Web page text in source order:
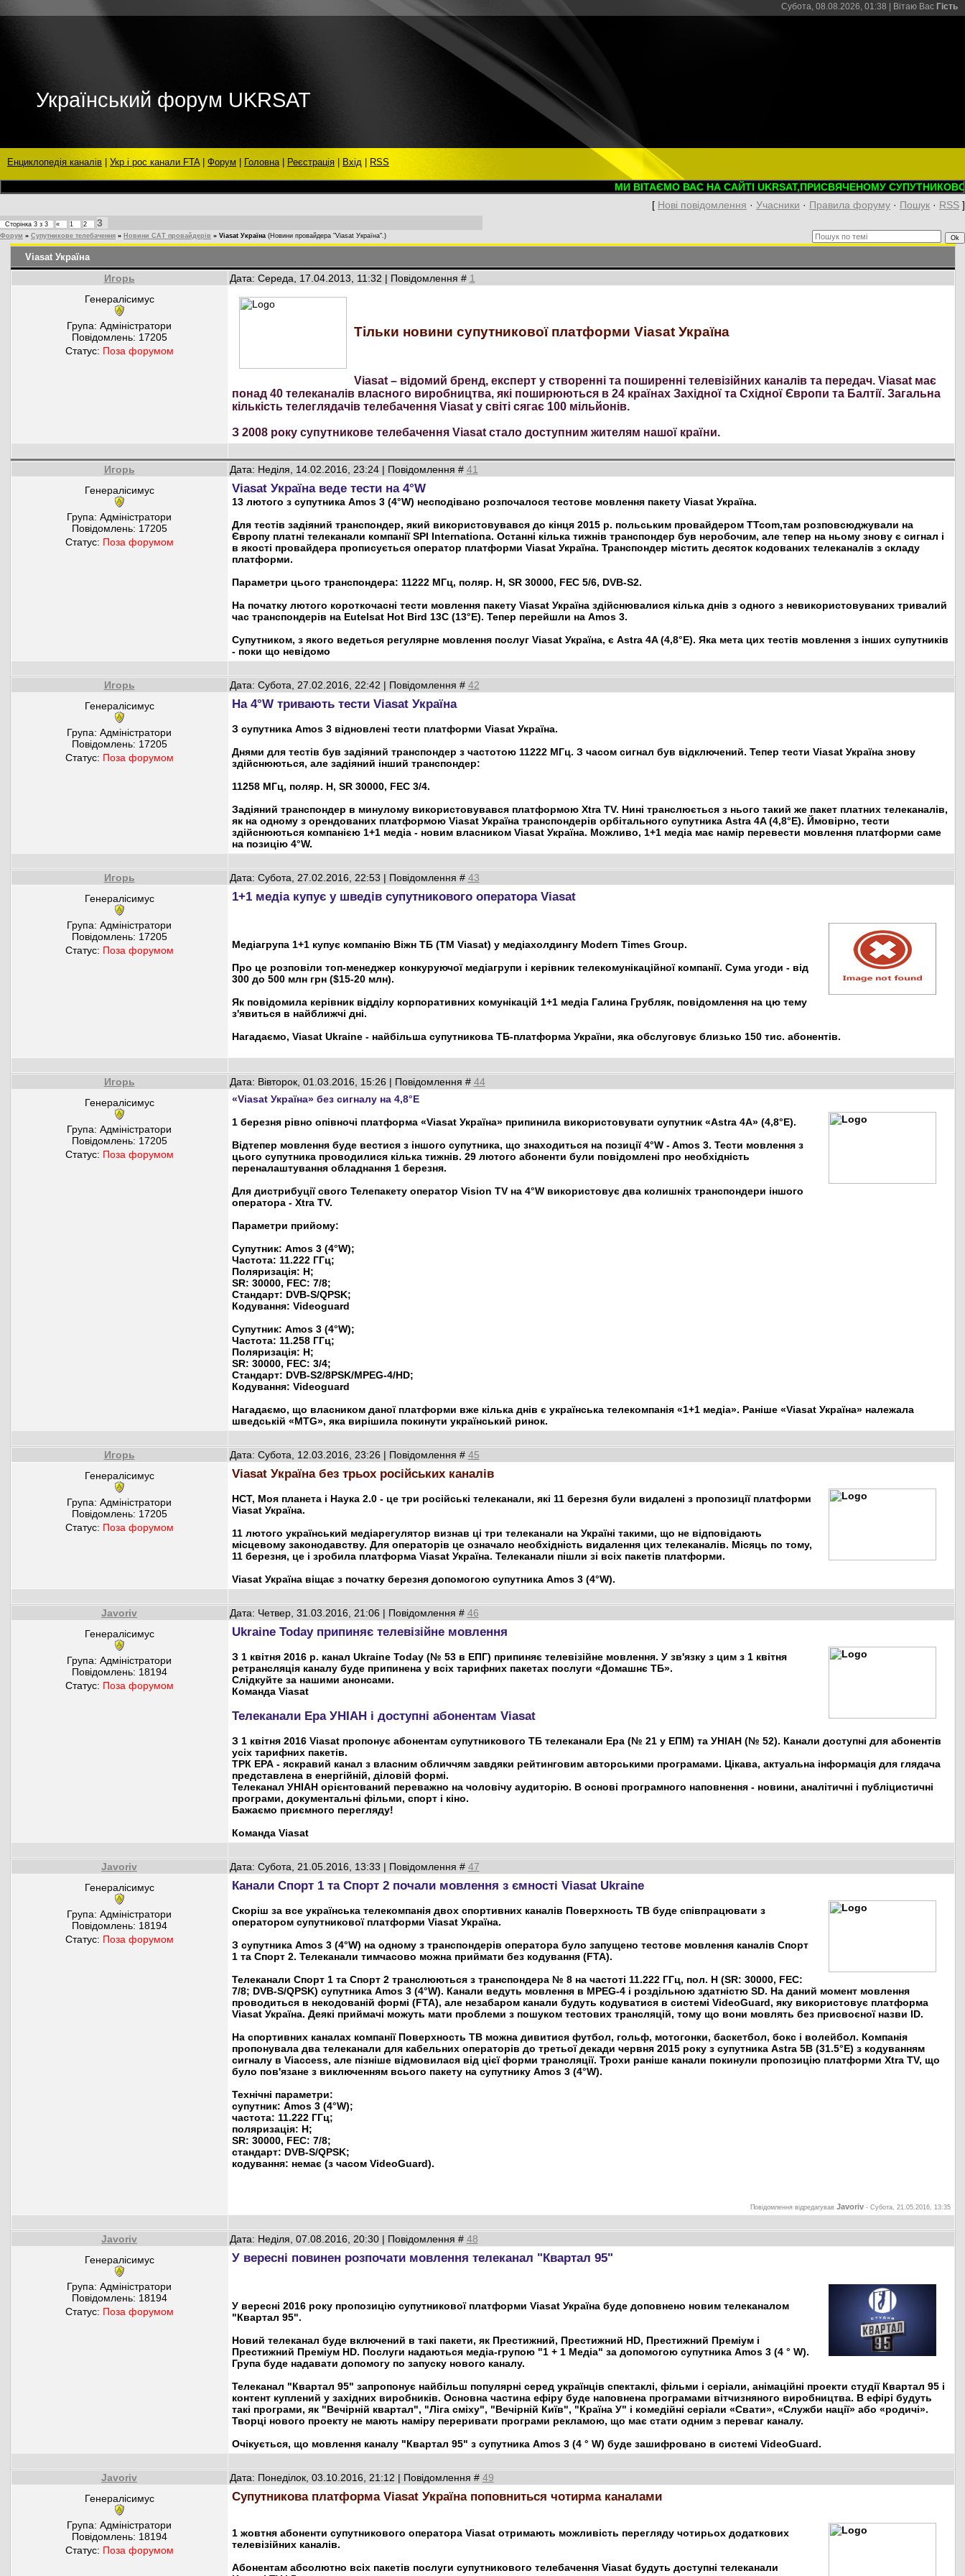
Субота, 08.08.2026, 01:38 | Вітаю Вас Гість
Український форум UKRSAT
Енциклопедія каналів Укр і рос канали FTA| Форум Головна| Реєстрація Вхід RSS
МИ ВІТАЄМО ВАС НА САЙТІ UKRSAT,ПРИСВЯЧЕНОМУ СУПУТНИКОВОМУ
[ Нові повідомлення · Учасники · Правила форуму · Пошук · RSS ]
Сторінка 3 з 3 « 1 2 3
Форум » Супутникове телебачення » Новини САТ провайдерів » Viasat Україна (Новини провайдера "Viasat Україна".)
Viasat Україна
Игорь Дата: Середа, 17.04.2013, 11:32 | Повідомлення # 1
Генералісимус
Група: Адміністратори
Повідомлень: 17205
Статус: Поза форумом
Тільки новини супутникової платформи Viasat Україна
Viasat – відомий бренд, експерт у створенні та поширенні телевізійних каналів та передач. Viasat має
понад 40 телеканалів власного виробництва, які поширюються в 24 країнах Західної та Східної Європи та Балтії. Загальна
кількість телеглядачів телебачення Viasat у світі сягає 100 мільйонів.
З 2008 року супутникове телебачення Viasat стало доступним жителям нашої країни.
Игорь Дата: Неділя, 14.02.2016, 23:24 | Повідомлення # 41
Генералісимус
Група: Адміністратори
Повідомлень: 17205
Статус: Поза форумом
Viasat Україна веде тести на 4°W
13 лютого з супутника Amos 3 (4°W) несподівано розпочалося тестове мовлення пакету Viasat Україна.
Для тестів задіяний транспондер, який використовувався до кінця 2015 р. польським провайдером TTcom,там розповсюджували на
Європу платні телеканали компанії SPI Internationa. Останні кілька тижнів транспондер був неробочим, але тепер на ньому знову є сигнал і
в якості провайдера прописується оператор платформи Viasat Україна. Транспондер містить десяток кодованих телеканалів з складу
платформи.
Параметри цього транспондера: 11222 МГц, поляр. H, SR 30000, FEC 5/6, DVB-S2.
На початку лютого короткочасні тести мовлення пакету Viasat Україна здійснювалися кілька днів з одного з невикористовуваних тривалий
час транспондерів на Eutelsat Hot Bird 13C (13°E). Тепер перейшли на Amos 3.
Супутником, з якого ведеться регулярне мовлення послуг Viasat Україна, є Astra 4A (4,8°E). Яка мета цих тестів мовлення з інших супутників
- поки що невідомо
Игорь Дата: Субота, 27.02.2016, 22:42 | Повідомлення # 42
Генералісимус
Група: Адміністратори
Повідомлень: 17205
Статус: Поза форумом
На 4°W тривають тести Viasat Україна
З супутника Amos 3 відновлені тести платформи Viasat Україна.
Днями для тестів був задіяний транспондер з частотою 11222 МГц. З часом сигнал був відключений. Тепер тести Viasat Україна знову
здійснюються, але задіяний інший транспондер:
11258 МГц, поляр. H, SR 30000, FEC 3/4.
Задіяний транспондер в минулому використовувався платформою Xtra TV. Нині транслюється з нього такий же пакет платних телеканалів,
як на одному з орендованих платформою Viasat Україна транспондерів орбітального супутника Astra 4A (4,8°E). Ймовірно, тести
здійснюються компанією 1+1 медіа - новим власником Viasat Україна. Можливо, 1+1 медіа має намір перевести мовлення платформи саме
на позицію 4°W.
Игорь Дата: Субота, 27.02.2016, 22:53 | Повідомлення # 43
Генералісимус
Група: Адміністратори
Повідомлень: 17205
Статус: Поза форумом
1+1 медіа купує у шведів супутникового оператора Viasat
Медіагрупа 1+1 купує компанію Віжн ТБ (ТМ Viasat) у медіахолдингу Modern Times Group.
Про це розповіли топ-менеджер конкуруючої медіагрупи і керівник телекомунікаційної компанії. Сума угоди - від
300 до 500 млн грн ($15-20 млн).
Як повідомила керівник відділу корпоративних комунікацій 1+1 медіа Галина Грубляк, повідомлення на цю тему
з'явиться в найближчі дні.
Нагадаємо, Viasat Ukraine - найбільша супутникова ТБ-платформа України, яка обслуговує близько 150 тис. абонентів.
Игорь Дата: Вівторок, 01.03.2016, 15:26 | Повідомлення # 44
Генералісимус
Група: Адміністратори
Повідомлень: 17205
Статус: Поза форумом
«Viasat Україна» без сигналу на 4,8°E
1 березня рівно опівночі платформа «Viasat Україна» припинила використовувати супутник «Astra 4A» (4,8°E).
Відтепер мовлення буде вестися з іншого супутника, що знаходиться на позиції 4°W - Amos 3. Тести мовлення з
цього супутника проводилися кілька тижнів. 29 лютого абоненти були повідомлені про необхідність
переналаштування обладнання 1 березня.
Для дистрибуції свого Телепакету оператор Vision TV на 4°W використовує два колишніх транспондери іншого
оператора - Xtra TV.
Параметри прийому:
Супутник: Amos 3 (4°W);
Частота: 11.222 ГГц;
Поляризація: H;
SR: 30000, FEC: 7/8;
Стандарт: DVB-S/QPSK;
Кодування: Videoguard
Супутник: Amos 3 (4°W);
Частота: 11.258 ГГц;
Поляризація: H;
SR: 30000, FEC: 3/4;
Стандарт: DVB-S2/8PSK/MPEG-4/HD;
Кодування: Videoguard
Нагадаємо, що власником даної платформи вже кілька днів є українська телекомпанія «1+1 медіа». Раніше «Viasat Україна» належала
шведській «MTG», яка вирішила покинути український ринок.
Игорь Дата: Субота, 12.03.2016, 23:26 | Повідомлення # 45
Генералісимус
Група: Адміністратори
Повідомлень: 17205
Статус: Поза форумом
Viasat Україна без трьох російських каналів
НСТ, Моя планета і Наука 2.0 - це три російські телеканали, які 11 березня були видалені з пропозиції платформи
Viasat Україна.
11 лютого український медіарегулятор визнав ці три телеканали на Україні такими, що не відповідають
місцевому законодавству. Для операторів це означало необхідність видалення цих телеканалів. Місяць по тому,
11 березня, це і зробила платформа Viasat Україна. Телеканали пішли зі всіх пакетів платформи.
Viasat Україна віщає з початку березня допомогою супутника Amos 3 (4°W).
Javoriv Дата: Четвер, 31.03.2016, 21:06 | Повідомлення # 46
Генералісимус
Група: Адміністратори
Повідомлень: 18194
Статус: Поза форумом
Ukraine Today припиняє телевізійне мовлення
З 1 квітня 2016 р. канал Ukraine Today (№ 53 в ЕПГ) припиняє телевізійне мовлення. У зв'язку з цим з 1 квітня
ретрансляція каналу буде припинена у всіх тарифних пакетах послуги «Домашнє ТБ».
Слідкуйте за нашими анонсами.
Команда Viasat
Телеканали Ера УНІАН і доступні абонентам Viasat
З 1 квітня 2016 Viasat пропонує абонентам супутникового ТБ телеканали Ера (№ 21 у ЕПМ) та УНІАН (№ 52). Канали доступні для абонентів
усіх тарифних пакетів.
ТРК ЕРА - яскравий канал з власним обличчям завдяки рейтинговим авторськими програмами. Цікава, актуальна інформація для глядача
представлена в енергійній, діловій формі.
Телеканал УНІАН орієнтований переважно на чоловічу аудиторію. В основі програмного наповнення - новини, аналітичні і публіцистичні
програми, документальні фільми, спорт і кіно.
Бажаємо приємного перегляду!
Команда Viasat
Javoriv Дата: Субота, 21.05.2016, 13:33 | Повідомлення # 47
Генералісимус
Група: Адміністратори
Повідомлень: 18194
Статус: Поза форумом
Канали Спорт 1 та Спорт 2 почали мовлення з ємності Viasat Ukraine
Скоріш за все українська телекомпанія двох спортивних каналів Поверхность ТВ буде співпрацювати з
оператором супутникової платформи Viasat Україна.
З супутника Amos 3 (4°W) на одному з транспондерів оператора було запущено тестове мовлення каналів Спорт
1 та Спорт 2. Телеканали тимчасово можна приймати без кодування (FTA).
Телеканали Спорт 1 та Спорт 2 транслюються з транспондера № 8 на частоті 11.222 ГГц, пол. H (SR: 30000, FEC:
7/8; DVB-S/QPSK) супутника Amos 3 (4°W). Канали ведуть мовлення в MPEG-4 і роздільною здатністю SD. На даний момент мовлення
проводиться в некодованій формі (FTA), але незабаром канали будуть кодуватися в системі VideoGuard, яку використовує платформа
Viasat Україна. Деякі приймачі можуть мати проблеми з пошуком тестових трансляцій, тому що вони мовлять без присвоєної назви ID.
На спортивних каналах компанії Поверхность ТВ можна дивитися футбол, гольф, мотогонки, баскетбол, бокс і волейбол. Компанія
пропонувала два телеканали для кабельних операторів до третьої декади червня 2015 року з супутника Astra 5B (31.5°E) з кодуванням
сигналу в Viaccess, але пізніше відмовилася від цієї форми трансляції. Трохи раніше канали покинули пропозицію платформи Xtra TV, що
було пов'язане з виключенням всього пакету на супутнику Amos 3 (4°W).
Технічні параметри:
супутник: Amos 3 (4°W);
частота: 11.222 ГГц;
поляризація: H;
SR: 30000, FEC: 7/8;
стандарт: DVB-S/QPSK;
кодування: немає (з часом VideoGuard).
Повідомлення відредагував Javoriv- Субота, 21.05.2016, 13:35
Javoriv Дата: Неділя, 07.08.2016, 20:30 | Повідомлення # 48
Генералісимус
Група: Адміністратори
Повідомлень: 18194
Статус: Поза форумом
У вересні повинен розпочати мовлення телеканал "Квартал 95"
У вересні 2016 року пропозицію супутникової платформи Viasat Україна буде доповнено новим телеканалом
"Квартал 95".
Новий телеканал буде включений в такі пакети, як Престижний, Престижний HD, Престижний Преміум і
Престижний Преміум HD. Послуги надаються медіа-групою "1 + 1 Медіа" за допомогою супутника Amos 3 (4 ° W).
Група буде надавати допомогу по запуску нового каналу.
Телеканал "Квартал 95" запропонує найбільш популярні серед українців спектаклі, фільми і серіали, анімаційні проекти студії Квартал 95 і
контент куплений у західних виробників. Основна частина ефіру буде наповнена програмами вітчизняного виробництва. В ефірі будуть
такі програми, як "Вечірній квартал", "Ліга сміху", "Вечірній Київ", "Країна У" і комедійні серіали «Свати», «Служби нації» або «родичі».
Творці нового проекту не мають наміру переривати програми рекламою, що має стати одним з переваг каналу.
Очікується, що мовлення каналу "Квартал 95" з супутника Amos 3 (4 ° W) буде зашифровано в системі VideoGuard.
Javoriv Дата: Понеділок, 03.10.2016, 21:12 | Повідомлення # 49
Генералісимус
Група: Адміністратори
Повідомлень: 18194
Статус: Поза форумом
Супутникова платформа Viasat Україна поповниться чотирма каналами
1 жовтня абоненти супутникового оператора Viasat отримають можливість перегляду чотирьох додаткових
телевізійних каналів.
Абонентам абсолютно всіх пакетів послуги супутникового телебачення Viasat будуть доступні телеканали